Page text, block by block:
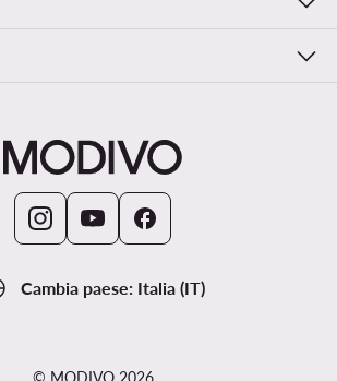
Cambia paese: Italia (IT)
© MODIVO 2026